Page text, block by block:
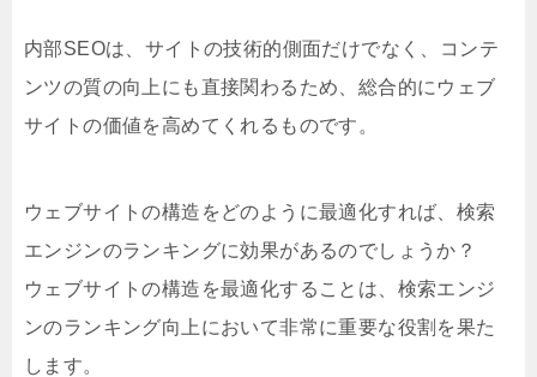
内部SEOは、サイトの技術的側面だけでなく、コンテ
ンツの質の向上にも直接関わるため、総合的にウェブ
サイトの価値を高めてくれるものです。
ウェブサイトの構造をどのように最適化すれば、検索
エンジンのランキングに効果があるのでしょうか？
ウェブサイトの構造を最適化することは、検索エンジ
ンのランキング向上において非常に重要な役割を果た
します。